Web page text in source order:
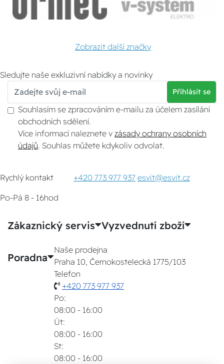
Zobrazit další značky
Sledujte naše exkluzivní nabídky a novinky
Přihlásit se
Souhlasím se zpracováním e-mailu za účelem zasílání
obchodních sdělení.
Více informací naleznete v zásady ochrany osobních
údajů . Souhlas můžete kdykoliv odvolat.
Rychlý kontakt +420 773 977 937 esvit@esvit.cz
Po-Pá 8 - 16hod
Zákaznický servis Vyzvednutí zboží
Poradna
Naše prodejna
Praha 10, Černokostelecká 1775/103
Telefon
+420 773 977 937
Po:
08:00 - 16:00
Út:
08:00 - 16:00
St:
08:00 - 16:00